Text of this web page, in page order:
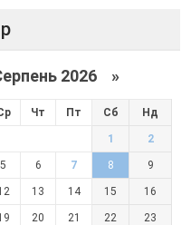
2026 »
Чт Пт Сб Нд
1 2
5 6 7 8 9
13 14 15 16
20 21 22 23